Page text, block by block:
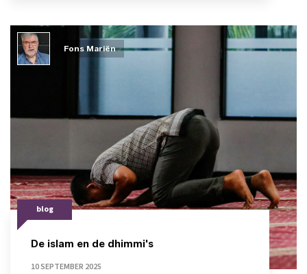
blog
De islam en de dhimmi's
10 SEPTEMBER 2025
Fons Mariën